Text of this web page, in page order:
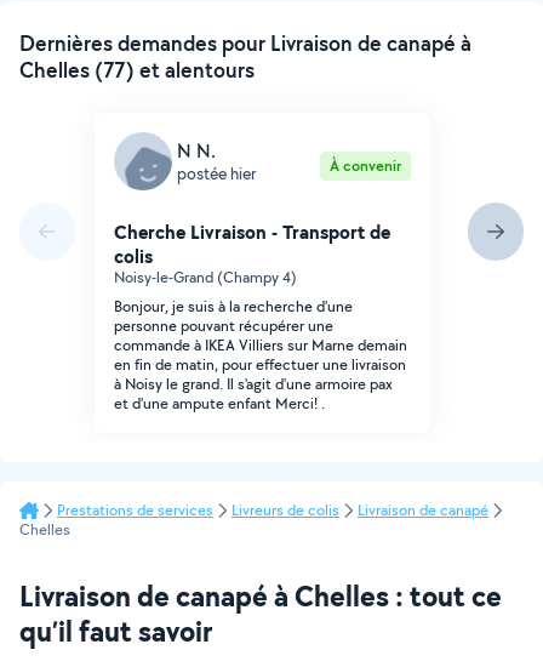
Dernières demandes pour Livraison de canapé à
Chelles (77) et alentours
N N.
postée hier À convenir
Cherche Livraison - Transport de
colis
Noisy-le-Grand (Champy 4)
Bonjour, je suis à la recherche d'une
personne pouvant récupérer une
commande à IKEA Villiers sur Marne demain
en fin de matin, pour effectuer une livraison
à Noisy le grand. Il s'agit d'une armoire pax
et d'une ampute enfant Merci! .
Prestations de services Livreurs de colis
Livraison de canapé
Chelles
Livraison de canapé à Chelles : tout ce
qu’il faut savoir